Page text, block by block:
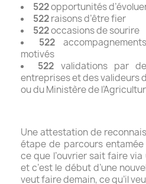
522opportunités
522raisons d’être fier
522occasions de sourire
522
motivés
522 validations par
entreprises et des valideurs
ou du Ministère de
Une attestation de
étape de parcours
ce que l’ouvrier sait faire
et c’est le début d’une
veut faire demain, ce qu’il